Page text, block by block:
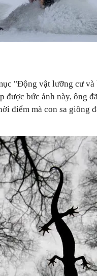
"Động vật lưỡng cư
được bức ảnh này, ông
điểm mà con sa giông